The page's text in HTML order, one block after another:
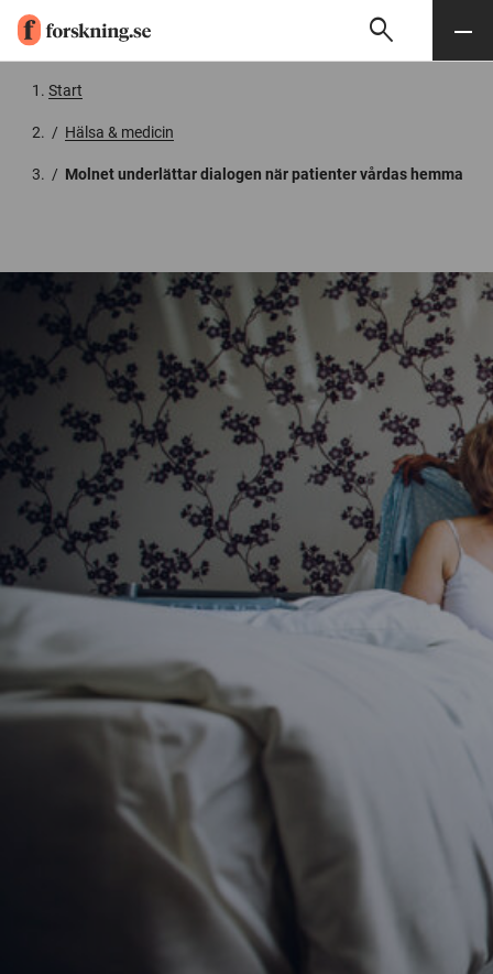
Söksearch Meny
Start
/ Hälsa & medicin
/ Molnet underlättar dialogen när patienter vårdas hemma